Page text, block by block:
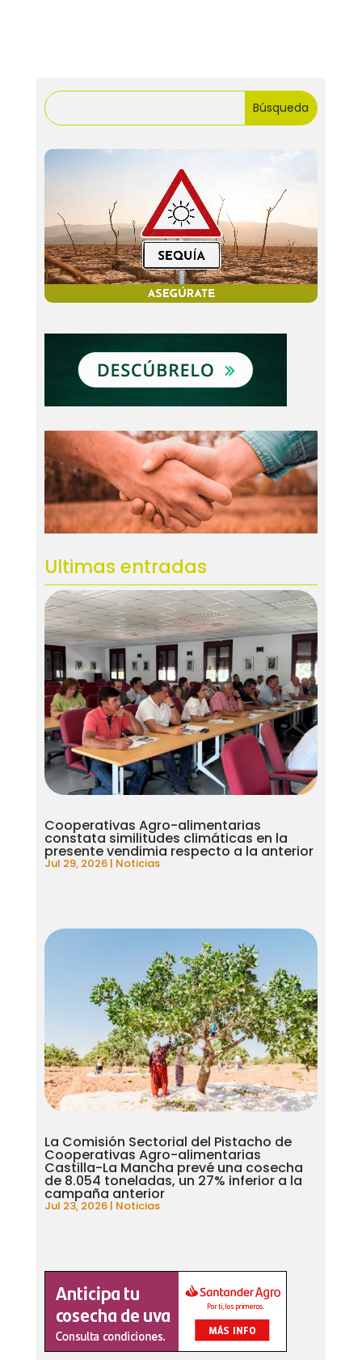
Ultimas entradas
Cooperativas Agro-alimentarias
constata similitudes climáticas en la
presente vendimia respecto a la anterior
Jul 29, 2026| Noticias
La Comisión Sectorial del Pistacho de
Cooperativas Agro-alimentarias
Castilla-La Mancha prevé una cosecha
de 8.054 toneladas, un 27% inferior a la
campaña anterior
Jul 23, 2026| Noticias